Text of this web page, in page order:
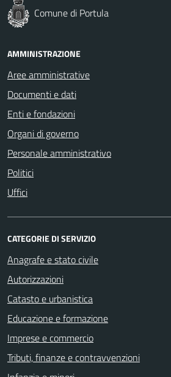
Comune di Portula
AMMINISTRAZIONE
Aree amministrative
Documenti e dati
Enti e fondazioni
Organi di governo
Personale amministrativo
Politici
Uffici
CATEGORIE DI SERVIZIO
Anagrafe e stato civile
Autorizzazioni
Catasto e urbanistica
Educazione e formazione
Imprese e commercio
Tributi, finanze e contravvenzioni